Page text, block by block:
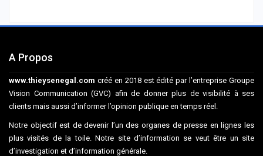
A Propos
www.thieysenegal.com créé en 2018 est édité par l’entreprise Groupe
Vision Communication (GVC) afin de donner plus de visibilité à ses
clients mais aussi d’informer l’opinion publique en temps réel.
Notre objectif est de devenir l’un des organes de presse en lignes les
plus visités de la toile. Notre site d’information se veut être un site
d’investigation et d’information générale.